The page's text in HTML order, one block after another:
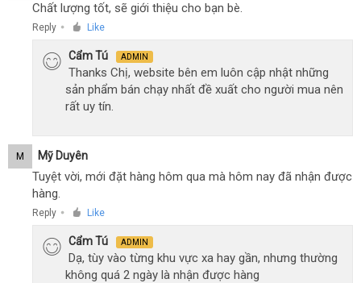
Chất lượng tốt, sẽ giới thiệu cho bạn bè.
Reply ● Like
Cẩm Tú ADMIN
Thanks Chị, website bên em luôn cập nhật những
sản phẩm bán chạy nhất đề xuất cho người mua nên
rất uy tín.
M Mỹ Duyên
Tuyệt vời, mới đặt hàng hôm qua mà hôm nay đã nhận được
hàng.
Reply ● Like
Cẩm Tú ADMIN
Dạ, tùy vào từng khu vực xa hay gần, nhưng thường
không quá 2 ngày là nhận được hàng